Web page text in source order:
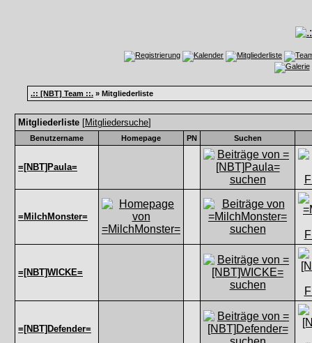
.:: [NBT] Team ::. » Mitgliederliste
Mitgliederliste [Mitgliedersuche]
Benutzername Homepage PN Suchen
=[NBT]Paula=
=MilchMonster=
=[NBT]WICKE=
=[NBT]Defender=